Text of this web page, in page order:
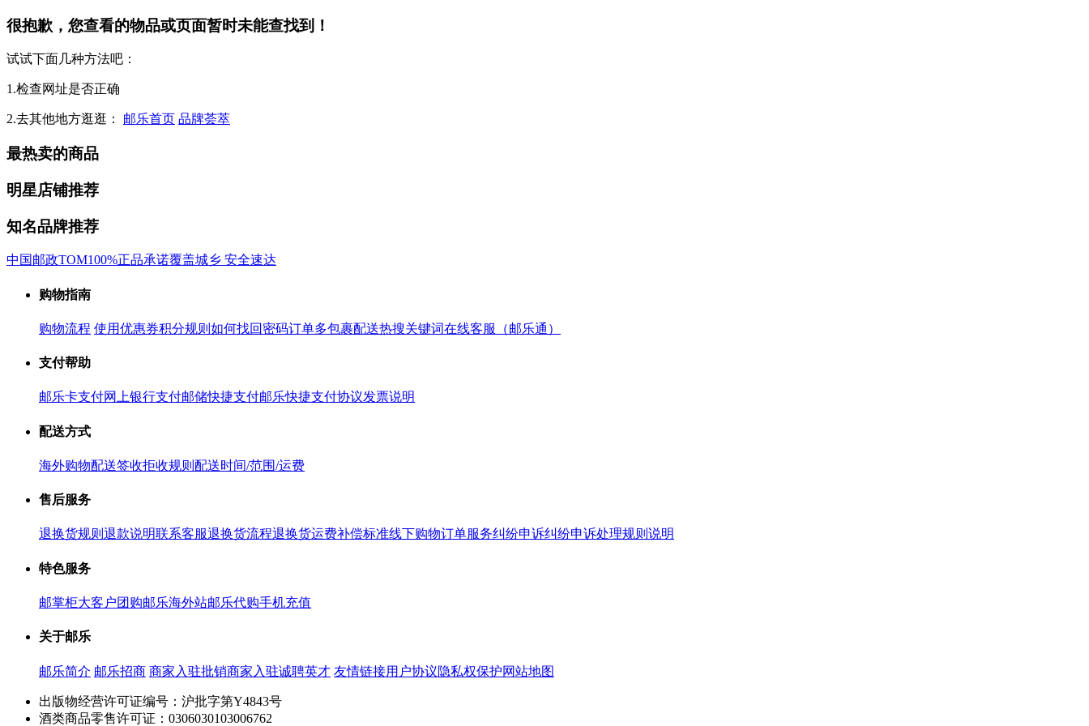
很抱歉，您查看的物品或页面暂时未能查找到！
试试下面几种方法吧：
1.检查网址是否正确
2.去其他地方逛逛： 邮乐首页 品牌荟萃
最热卖的商品
明星店铺推荐
知名品牌推荐
中国邮政TOM100%正品承诺覆盖城乡 安全速达
购物指南
购物流程 使用优惠券积分规则 如何找回密码订单多包裹配送热搜关键词在线客服（邮乐通）
支付帮助
邮乐卡支付网上银行支付邮储快捷支付邮乐快捷支付协议发票说明
配送方式
海外购物配送签收拒收规则 配送时间/范围/运费
售后服务
退换货规则 退款说明联系客服退换货流程退换货运费补偿标准线下购物订单服务纠纷申诉纠纷申诉处理规则说明
特色服务
邮掌柜大客户团购邮乐海外站邮乐代购手机充值
关于邮乐
邮乐简介 邮乐招商 商家入驻批销商家入驻诚聘英才 友情链接用户协议隐私权保护网站地图
出版物经营许可证编号：沪批字第Y4843号
酒类商品零售许可证：0306030103006762